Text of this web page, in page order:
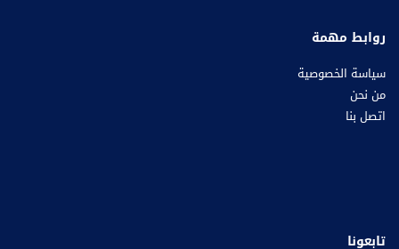
روابط مهمة
سياسة الخصوصية
من نحن
اتصل بنا
تابعونا